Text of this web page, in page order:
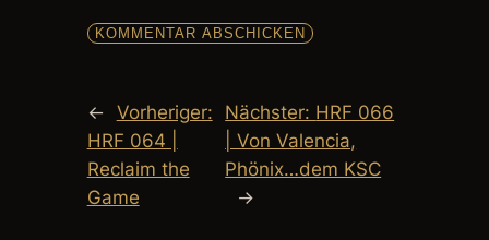
←
Vorheriger:
HRF 064 |
Reclaim the
Game
Nächster: HRF 066
| Von Valencia,
Phönix…dem KSC
→